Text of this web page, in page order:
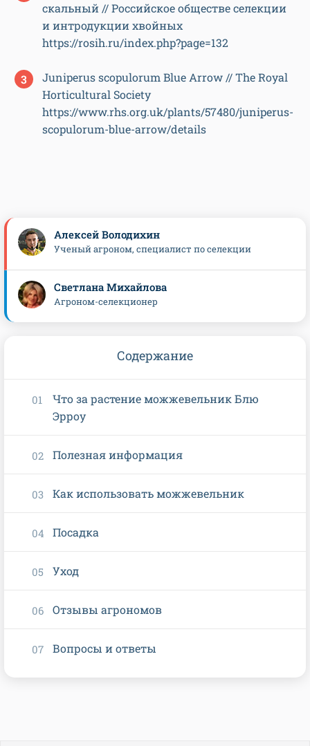
скальный // Российское обществе селекции
и интродукции хвойных
https://rosih.ru/index.php?page=132
Juniperus scopulorum Blue Arrow // The Royal
Horticultural Society
https://www.rhs.org.uk/plants/57480/juniperus-
scopulorum-blue-arrow/details
Алексей Володихин
Ученый агроном, специалист по селекции
Светлана Михайлова
Агроном-селекционер
Содержание
Что за растение можжевельник Блю
Эрроу
Полезная информация
Как использовать можжевельник
Посадка
Уход
Отзывы агрономов
Вопросы и ответы